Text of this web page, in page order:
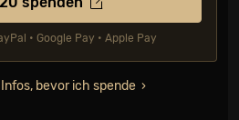
• Google Pay • Apple Pay
bevor ich spende